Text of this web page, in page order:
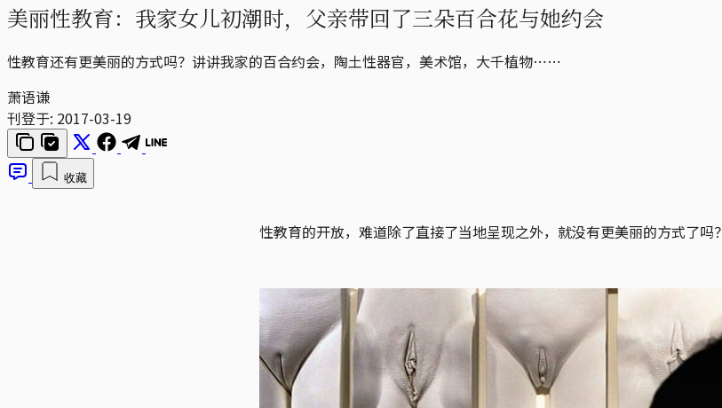
美丽性教育：我家女儿初潮时，父亲带回了三朵百合花与她约会
性教育还有更美丽的方式吗？讲讲我家的百合约会，陶土性器官，美术馆，大千植物⋯⋯
萧语谦
刊登于: 2017-03-19
收藏
性教育的开放，难道除了直接了当地呈现之外，就没有更美丽的方式了吗？